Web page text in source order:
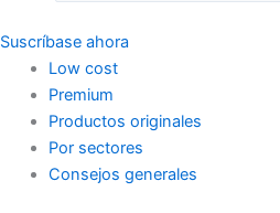
Suscríbase ahora
Low cost
Premium
Productos originales
Por sectores
Consejos generales